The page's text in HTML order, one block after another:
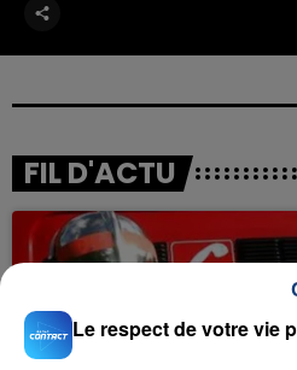
FIL D'ACTU
Le respect de votre vie